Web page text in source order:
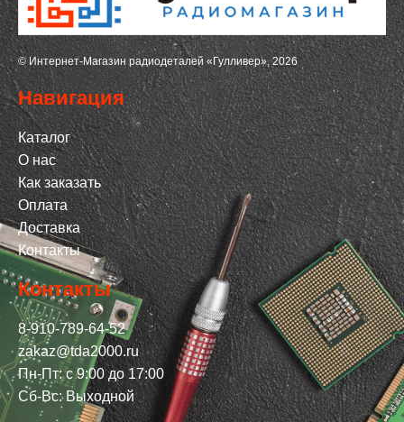
© Интернет-Магазин радиодеталей «Гулливер», 2026
Навигация
Каталог
О нас
Как заказать
Оплата
Доставка
Контакты
Контакты
8-910-789-64-52
zakaz@tda2000.ru
Пн-Пт: с 9:00 до 17:00
Сб-Вс: Выходной